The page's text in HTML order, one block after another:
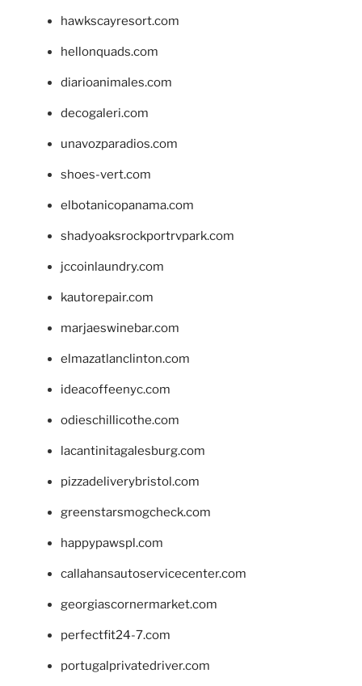
hawkscayresort.com
hellonquads.com
diarioanimales.com
decogaleri.com
unavozparadios.com
shoes-vert.com
elbotanicopanama.com
shadyoaksrockportrvpark.com
jccoinlaundry.com
kautorepair.com
marjaeswinebar.com
elmazatlanclinton.com
ideacoffeenyc.com
odieschillicothe.com
lacantinitagalesburg.com
pizzadeliverybristol.com
greenstarsmogcheck.com
happypawspl.com
callahansautoservicecenter.com
georgiascornermarket.com
perfectfit24-7.com
portugalprivatedriver.com